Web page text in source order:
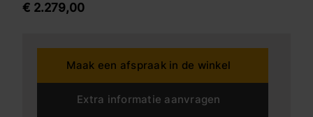
€ 2.279,00
Maak een afspraak in de winkel
Extra informatie aanvragen